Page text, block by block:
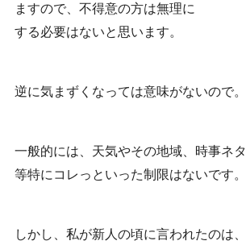
ますので、不得意の方は無理に
する必要はないと思います。
逆に気まずくなっては意味がないので。
一般的には、天気やその地域、時事ネタ
等特にコレっといった制限はないです。
しかし、私が新人の頃に言われたのは、